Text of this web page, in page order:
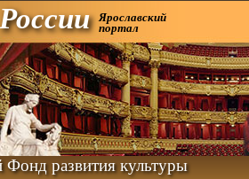
Ярославский
портал
Фонд развития культуры